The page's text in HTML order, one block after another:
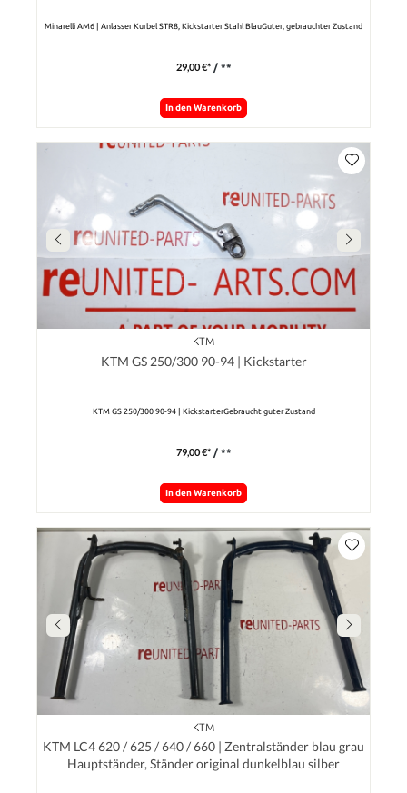
Minarelli AM6 | Anlasser Kurbel STR8, Kickstarter Stahl BlauGuter, gebrauchter Zustand
29,00 €* / **
In den Warenkorb
KTM
KTM GS 250/300 90-94 | Kickstarter
KTM GS 250/300 90-94 | KickstarterGebraucht guter Zustand
79,00 €* / **
In den Warenkorb
KTM
KTM LC4 620 / 625 / 640 / 660 | Zentralständer blau grau
Hauptständer, Ständer original dunkelblau silber